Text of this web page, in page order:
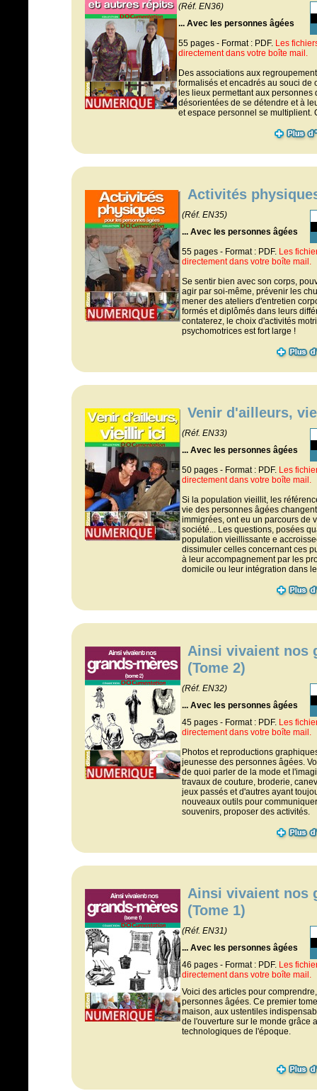
(Réf. EN36)
... Avec les personnes âgées
55 pages - Format : PDF. Les
directement dans votre boîte mail.
Des associations aux
formalisés et encadrés au souci de
les lieux permettant aux personnes
désorientées de se détendre et à
et espace personnel se multiplient.
Activités
(Réf. EN35)
... Avec les personnes âgées
55 pages - Format : PDF. Les
directement dans votre boîte mail.
Se sentir bien avec son corps,
agir par soi-même, prévenir les
mener des ateliers d'entretien
formés et diplômés dans leurs
contaterez, le choix d'activités
psychomotrices est fort large !
Venir d'ailleurs,
(Réf. EN33)
... Avec les personnes âgées
50 pages - Format : PDF. Les
directement dans votre boîte mail.
Si la population vieillit, les
vie des personnes âgées
immigrées, ont eu un parcours de
société... Les questions, posées
population vieillissante e
dissimuler celles concernant ces
à leur accompagnement par les
domicile ou leur intégration dans
Ainsi vivaient nos
(Tome 2)
(Réf. EN32)
... Avec les personnes âgées
45 pages - Format : PDF. Les
directement dans votre boîte mail.
Photos et reproductions
jeunesse des personnes âgées.
de quoi parler de la mode et
travaux de couture, broderie,
jeux passés et d'autres ayant
nouveaux outils pour
souvenirs, proposer des activités.
Ainsi vivaient nos
(Tome 1)
(Réf. EN31)
... Avec les personnes âgées
46 pages - Format : PDF. Les
directement dans votre boîte mail.
Voici des articles pour
personnes âgées. Ce premier
maison, aux ustentiles
de l'ouverture sur le monde grâce
technologiques de l'époque.